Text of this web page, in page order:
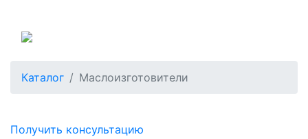
Каталог Маслоизготовители
Получить консультацию